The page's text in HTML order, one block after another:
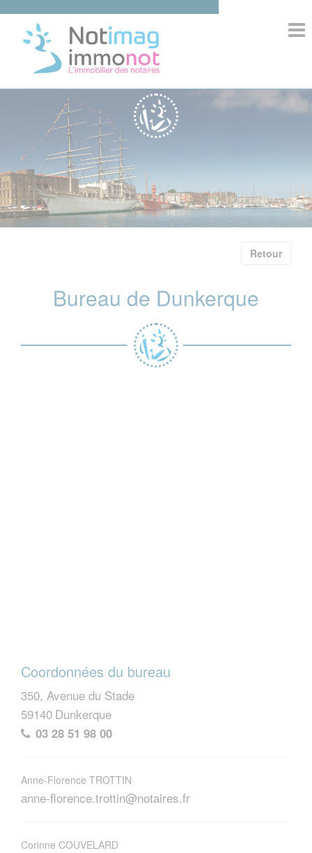
ACCUEIL
COMPOSITION
IMMOBILIER
INFORMATIONS
NOTIMAG
Retour
Bureau de Dunkerque
Coordonnées du bureau
350, Avenue du Stade
59140 Dunkerque
03 28 51 98 00
Anne-Florence TROTTIN
anne-florence.trottin@notaires.fr
Corinne COUVELARD